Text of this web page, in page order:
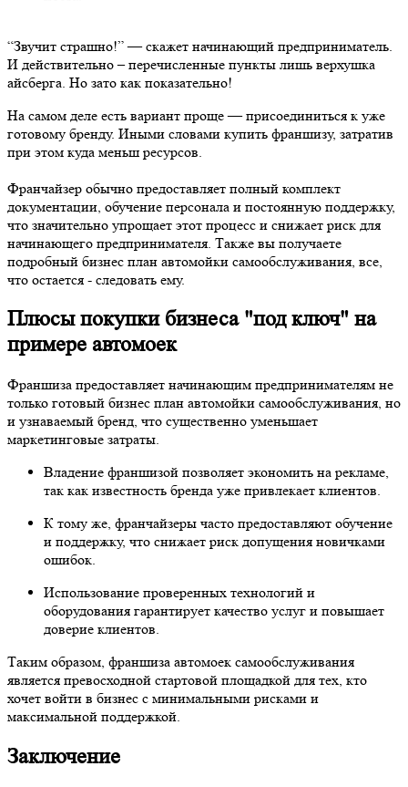
“Звучит страшно!” — скажет начинающий предприниматель.
И действительно – перечисленные пункты лишь верхушка
айсберга. Но зато как показательно!
На самом деле есть вариант проще — присоединиться к уже
готовому бренду. Иными словами купить франшизу, затратив
при этом куда меньш ресурсов.
Франчайзер обычно предоставляет полный комплект
документации, обучение персонала и постоянную поддержку,
что значительно упрощает этот процесс и снижает риск для
начинающего предпринимателя. Также вы получаете
подробный бизнес план автомойки самообслуживания, все,
что остается - следовать ему.
Плюсы покупки бизнеса "под ключ" на
примере автомоек
Франшиза предоставляет начинающим предпринимателям не
только готовый бизнес план автомойки самообслуживания, но
и узнаваемый бренд, что существенно уменьшает
маркетинговые затраты.
Владение франшизой позволяет экономить на рекламе,
так как известность бренда уже привлекает клиентов.
К тому же, франчайзеры часто предоставляют обучение
и поддержку, что снижает риск допущения новичками
ошибок.
Использование проверенных технологий и
оборудования гарантирует качество услуг и повышает
доверие клиентов.
Таким образом, франшиза автомоек самообслуживания
является превосходной стартовой площадкой для тех, кто
хочет войти в бизнес с минимальными рисками и
максимальной поддержкой.
Заключение